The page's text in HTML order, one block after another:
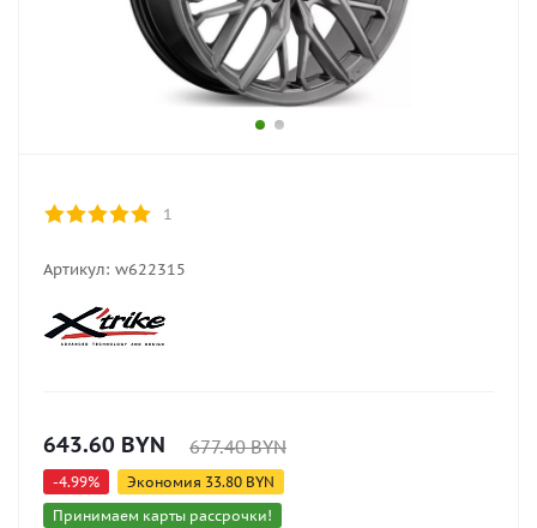
1
Артикул: w622315
643.60 BYN 677.40BYN
-4.99% Экономия 33.80 BYN
Принимаем карты рассрочки!